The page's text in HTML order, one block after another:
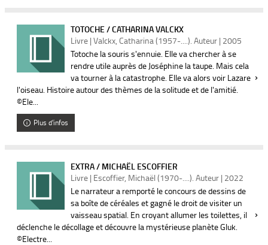
TOTOCHE / CATHARINA VALCKX
Livre | Valckx, Catharina (1957-....). Auteur | 2005
Totoche la souris s'ennuie. Elle va chercher à se
rendre utile auprès de Joséphine la taupe. Mais cela
va tourner à la catastrophe. Elle va alors voir Lazare
l'oiseau. Histoire autour des thèmes de la solitude et de l'amitié.
©Ele...
Plus d'infos
EXTRA / MICHAËL ESCOFFIER
Livre | Escoffier, Michaël (1970-....). Auteur | 2022
Le narrateur a remporté le concours de dessins de
sa boîte de céréales et gagné le droit de visiter un
vaisseau spatial. En croyant allumer les toilettes, il
déclenche le décollage et découvre la mystérieuse planète Gluk.
©Electre...